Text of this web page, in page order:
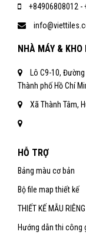
+84906808012 -
NHÀ MÁY & KHO
Lô C9-10,
Thành phố Hồ Chí
Xã Thành Tâm,
HỖ TRỢ
Bảng màu cơ bản
Bộ file map thiết kế
THIẾT KẾ MẪU RIÊNG
Hướng dẫn thi công